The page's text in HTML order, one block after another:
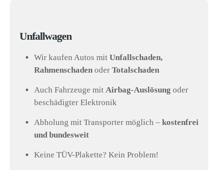
Unfallwagen
Wir kaufen Autos mit Unfallschaden,
Rahmenschaden oder Totalschaden
Auch Fahrzeuge mit Airbag-Auslösung oder
beschädigter Elektronik
Abholung mit Transporter möglich – kostenfrei
und bundesweit
Keine TÜV-Plakette? Kein Problem!